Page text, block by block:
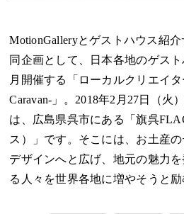
MotionGalleryとゲストハウス紹
同企画として、日本各地のゲス
月開催する「ローカルクリエイタ
Caravan-」。2018年2月27日（火
は、広島県呉市にある「旗呉
ス）」です。そこには、お土産
デザインへと広げ、地元の魅力
る人々を世界各地に増やそうと励